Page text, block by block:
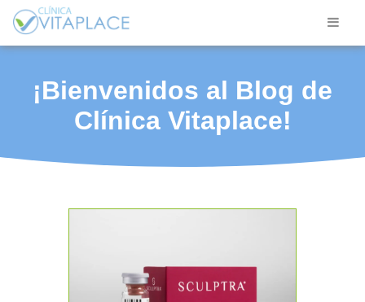
¡Bienvenidos al Blog de
Clínica Vitaplace!